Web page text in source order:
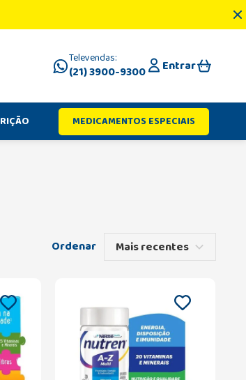
Televendas:
(21) 3900-9300 Entrar
MEDICAMENTOS ESPECIAIS
Mais recentes